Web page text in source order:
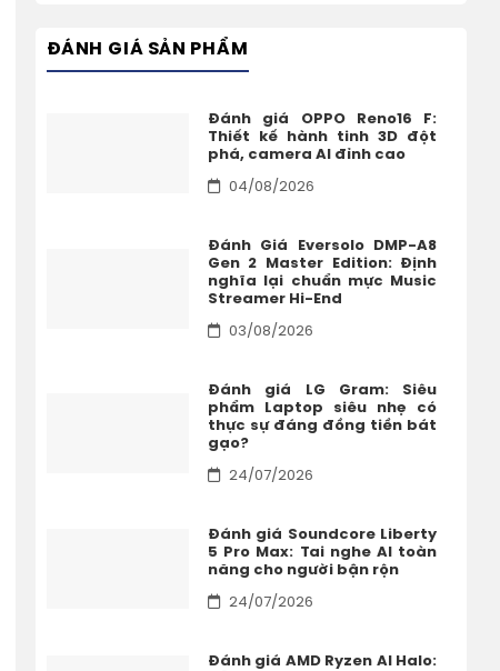
ĐÁNH GIÁ SẢN PHẨM
Đánh giá OPPO Reno16 F:
Thiết kế hành tinh 3D đột
phá, camera AI đỉnh cao
04/08/2026
Đánh Giá Eversolo DMP-A8
Gen 2 Master Edition: Định
nghĩa lại chuẩn mực Music
Streamer Hi-End
03/08/2026
Đánh giá LG Gram: Siêu
phẩm Laptop siêu nhẹ có
thực sự đáng đồng tiền bát
gạo?
24/07/2026
Đánh giá Soundcore Liberty
5 Pro Max: Tai nghe AI toàn
năng cho người bận rộn
24/07/2026
Đánh giá AMD Ryzen AI Halo: